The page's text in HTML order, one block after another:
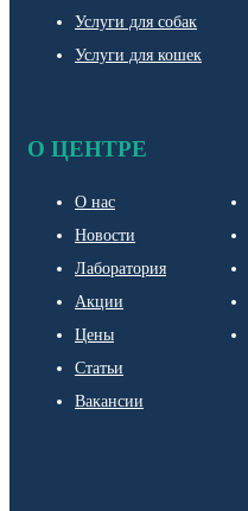
Услуги для собак
Услуги для кошек
О ЦЕНТРЕ
О нас
Новости
Лаборатория
Акции
Цены
Статьи
Вакансии